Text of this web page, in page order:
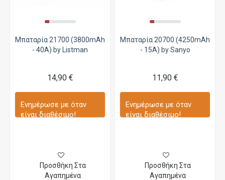
Μπαταρία 21700 (3800mAh
- 40A) by Listman
14,90 €
Ενημέρωσε με όταν
είναι διαθέσιμο!
Προσθήκη Στα
Αγαπημένα
Μπαταρία 20700 (4250mAh
- 15A) by Sanyo
11,90 €
Ενημέρωσε με όταν
είναι διαθέσιμο!
Προσθήκη Στα
Αγαπημένα